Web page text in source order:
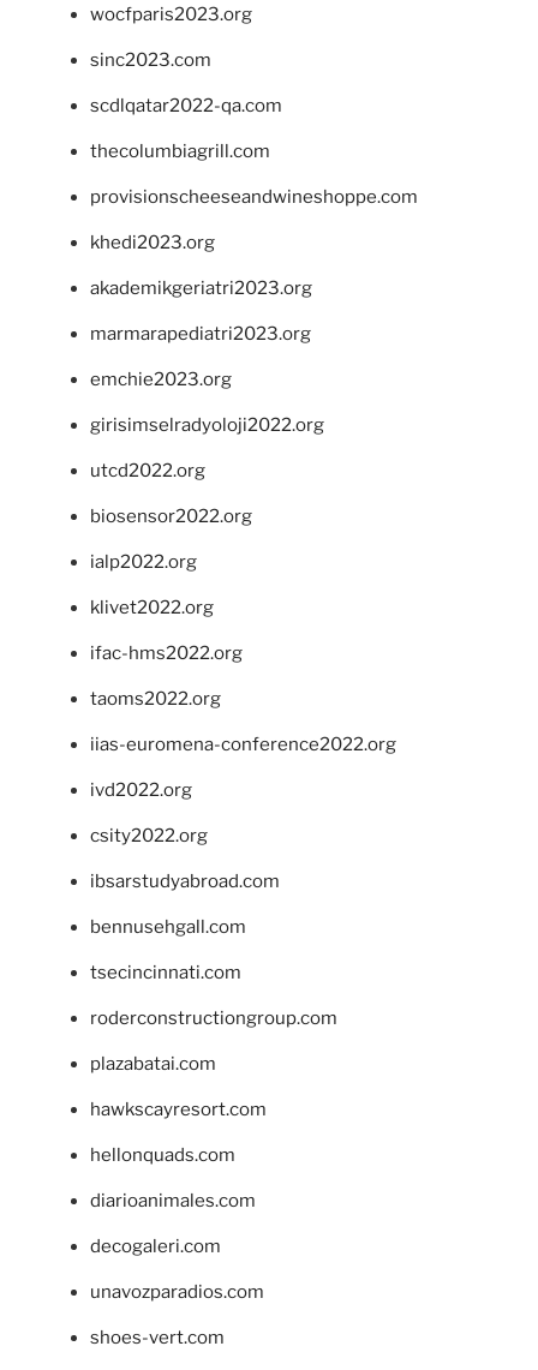
wocfparis2023.org
sinc2023.com
scdlqatar2022-qa.com
thecolumbiagrill.com
provisionscheeseandwineshoppe.com
khedi2023.org
akademikgeriatri2023.org
marmarapediatri2023.org
emchie2023.org
girisimselradyoloji2022.org
utcd2022.org
biosensor2022.org
ialp2022.org
klivet2022.org
ifac-hms2022.org
taoms2022.org
iias-euromena-conference2022.org
ivd2022.org
csity2022.org
ibsarstudyabroad.com
bennusehgall.com
tsecincinnati.com
roderconstructiongroup.com
plazabatai.com
hawkscayresort.com
hellonquads.com
diarioanimales.com
decogaleri.com
unavozparadios.com
shoes-vert.com